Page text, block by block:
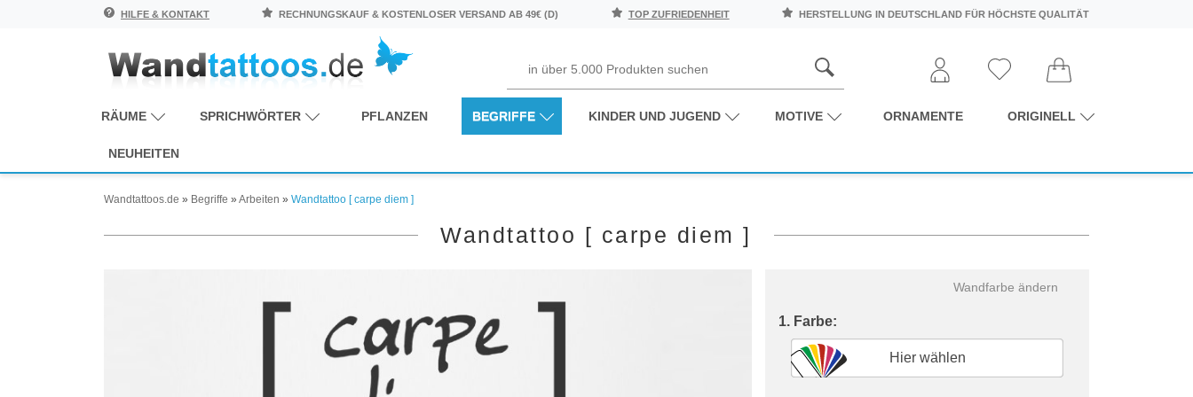
HILFE & KONTAKT RECHNUNGSKAUF & KOSTENLOSER VERSAND AB 49€ (D) TOP ZUFRIEDENHEIT HERSTELLUNG IN DEUTSCHLAND FÜR HÖCHSTE QUALITÄT
RÄUME SPRICHWÖRTER PFLANZEN BEGRIFFE KINDER UND JUGEND MOTIVE ORNAMENTE ORIGINELL
NEUHEITEN
Wandtattoos.de » Begriffe » Arbeiten » Wandtattoo [ carpe diem ]
Wandtattoo [ carpe diem ]
Wandfarbe ändern
1. Farbe:
Hier wählen